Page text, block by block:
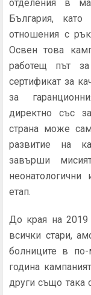
отделения в
България,
отношения с
Освен това
работещ път
сертификат за
за
директно със
страна може
развитие на
завърши
етап.
До края на 2019
всички стари,
болниците в
година
други също така